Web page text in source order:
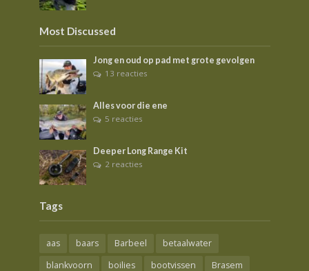
Most Discussed
Jong en oud op pad met grote gevolgen
13 reacties
Alles voor die ene
5 reacties
Deeper Long Range Kit
2 reacties
Tags
aas baars Barbeel
betaalwater
blankvoorn
boilies bootvissen
Brasem